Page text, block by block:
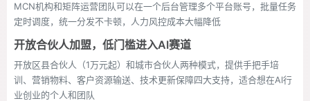
MCN机构和矩阵运营团队可以在一个后台管理多个平台账号，批量任务
定时调度，统一分发不卡顿，人力风控成本大幅降低
开放合伙人加盟，低门槛进入AI赛道
开放区县合伙人（1万元起）和城市合伙人两种模式，提供手把手培
训、营销物料、客户资源输送、技术更新保障四大支持，适合想在AI行
业创业的个人和团队